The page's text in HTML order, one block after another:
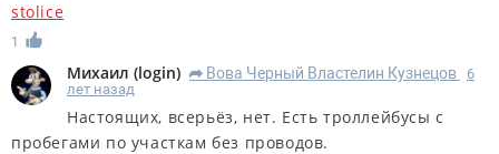
stolice
1
Михаил (login) R Вова Черный Властелин Кузнецов
6
лет назад
Настоящих, всерьёз, нет. Есть троллейбусы с
пробегами по участкам без проводов.